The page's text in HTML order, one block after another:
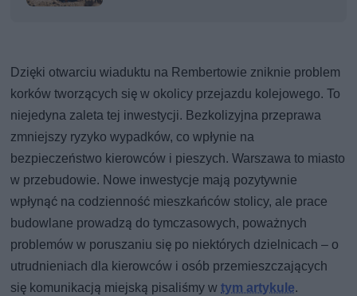
Dzięki otwarciu wiaduktu na Rembertowie zniknie problem
korków tworzących się w okolicy przejazdu kolejowego. To
niejedyna zaleta tej inwestycji. Bezkolizyjna przeprawa
zmniejszy ryzyko wypadków, co wpłynie na
bezpieczeństwo kierowców i pieszych. Warszawa to miasto
w przebudowie. Nowe inwestycje mają pozytywnie
wpłynąć na codzienność mieszkańców stolicy, ale prace
budowlane prowadzą do tymczasowych, poważnych
problemów w poruszaniu się po niektórych dzielnicach – o
utrudnieniach dla kierowców i osób przemieszczających
się komunikacją miejską pisaliśmy wtym artykule.